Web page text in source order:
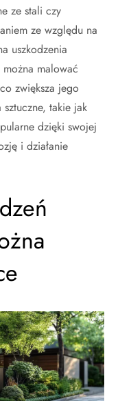
ze stali czy
ze względu na
uszkodzenia
malować
zwiększa jego
takie jak
dzięki swojej
i działanie